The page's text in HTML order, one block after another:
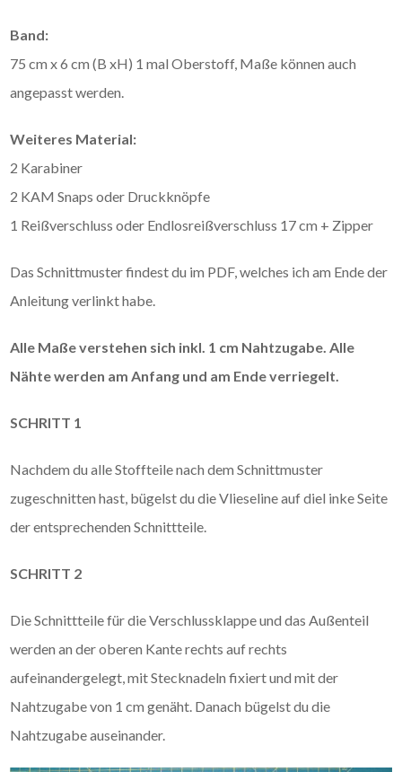
Band:
75 cm x 6 cm (B xH) 1 mal Oberstoff, Maße können auch
angepasst werden.
Weiteres Material:
2 Karabiner
2 KAM Snaps oder Druckknöpfe
1 Reißverschluss oder Endlosreißverschluss 17 cm + Zipper
Das Schnittmuster findest du im PDF, welches ich am Ende der
Anleitung verlinkt habe.
Alle Maße verstehen sich inkl. 1 cm Nahtzugabe. Alle
Nähte werden am Anfang und am Ende verriegelt.
SCHRITT 1
Nachdem du alle Stoffteile nach dem Schnittmuster
zugeschnitten hast, bügelst du die Vlieseline auf diel inke Seite
der entsprechenden Schnittteile.
SCHRITT 2
Die Schnittteile für die Verschlussklappe und das Außenteil
werden an der oberen Kante rechts auf rechts
aufeinandergelegt, mit Stecknadeln fixiert und mit der
Nahtzugabe von 1 cm genäht. Danach bügelst du die
Nahtzugabe auseinander.